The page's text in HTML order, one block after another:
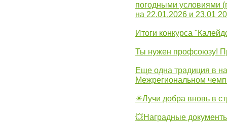
погодными условиями
на 22.01.2026 и 23.01
Итоги конкурса
Ты нужен профсоюзу!
Еще одна традиция в
Межрегиональном
☀Лучи добра вновь в
💥Наградные